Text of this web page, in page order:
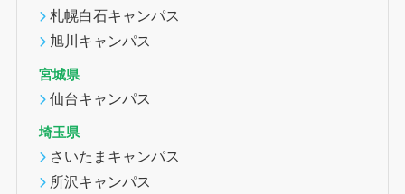
札幌白石キャンパス
旭川キャンパス
宮城県
仙台キャンパス
埼玉県
さいたまキャンパス
所沢キャンパス